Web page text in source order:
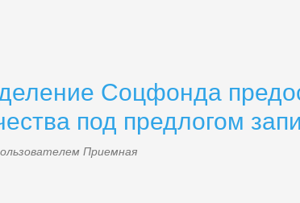
Соцфонда
под предлогом
Приемная